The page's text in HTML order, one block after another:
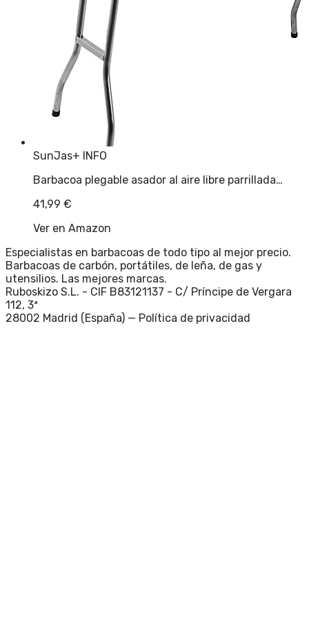
SunJas+ INFO
Barbacoa plegable asador al aire libre parrillada…
41,99 €
Ver en Amazon
Especialistas en barbacoas de todo tipo al mejor precio.
Barbacoas de carbón, portátiles, de leña, de gas y
utensilios. Las mejores marcas.
Ruboskizo S.L. - CIF B83121137 - C/ Príncipe de Vergara
112, 3ª
28002 Madrid (España) — Política de privacidad